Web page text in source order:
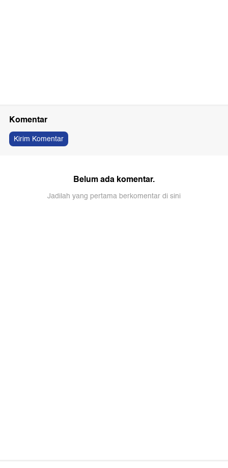
Komentar
Kirim Komentar
Belum ada komentar.
Jadilah yang pertama berkomentar di sini